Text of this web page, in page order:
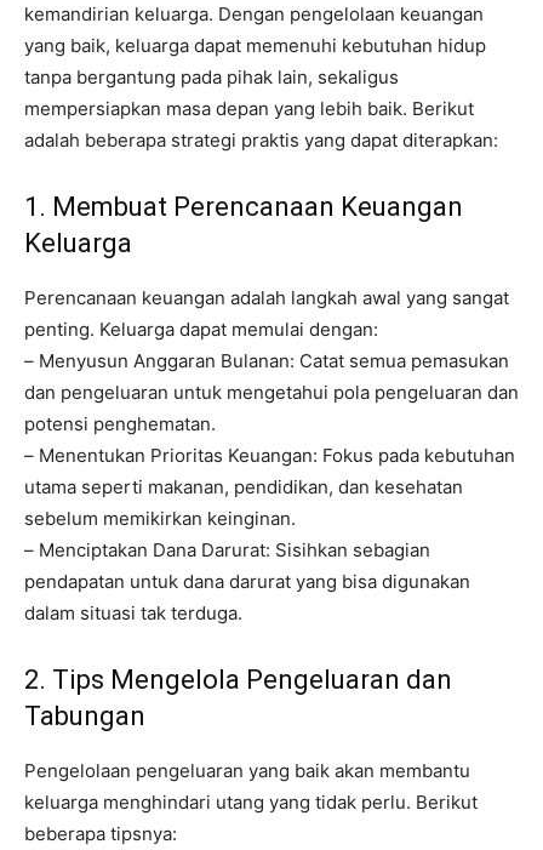
kemandirian keluarga. Dengan pengelolaan keuangan
yang baik, keluarga dapat memenuhi kebutuhan hidup
tanpa bergantung pada pihak lain, sekaligus
mempersiapkan masa depan yang lebih baik. Berikut
adalah beberapa strategi praktis yang dapat diterapkan:
1. Membuat Perencanaan Keuangan
Keluarga
Perencanaan keuangan adalah langkah awal yang sangat
penting. Keluarga dapat memulai dengan:
– Menyusun Anggaran Bulanan: Catat semua pemasukan
dan pengeluaran untuk mengetahui pola pengeluaran dan
potensi penghematan.
– Menentukan Prioritas Keuangan: Fokus pada kebutuhan
utama seperti makanan, pendidikan, dan kesehatan
sebelum memikirkan keinginan.
– Menciptakan Dana Darurat: Sisihkan sebagian
pendapatan untuk dana darurat yang bisa digunakan
dalam situasi tak terduga.
2. Tips Mengelola Pengeluaran dan
Tabungan
Pengelolaan pengeluaran yang baik akan membantu
keluarga menghindari utang yang tidak perlu. Berikut
beberapa tipsnya: